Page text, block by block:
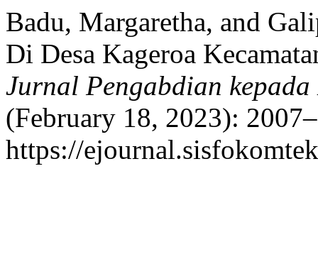
Badu, Margaretha, and
Di Desa Kageroa
Jurnal Pengabdian
(February 18, 2023):
https://